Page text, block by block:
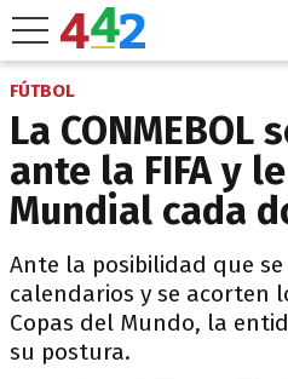
FÚTBOL
La
ante la FIFA y
Mundial cada
Ante la posibilidad que
calendarios y se acorten
Copas del Mundo, la
su postura.